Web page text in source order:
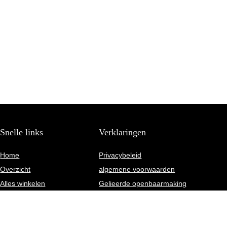
Snelle links
Home
Overzicht
Alles winkelen
Verklaringen
Privacybeleid
algemene voorwaarden
Gelieerde openbaarmaking